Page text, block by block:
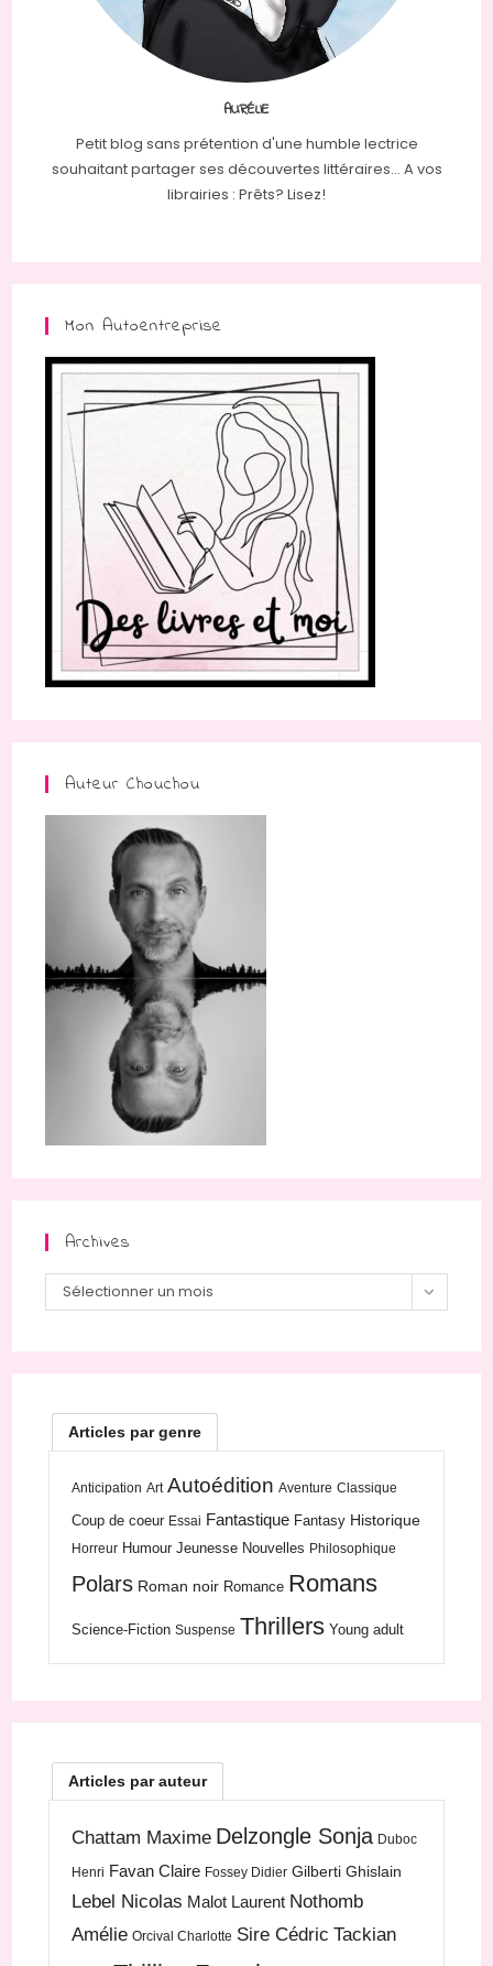
AURÉLIE
Petit blog sans prétention d'une humble lectrice
souhaitant partager ses découvertes littéraires... A vos
librairies : Prêts? Lisez!
Mon Autoentreprise
Auteur Chouchou
Archives
Archives
Sélectionner un mois
Articles par genre
Anticipation Art Autoédition Aventure Classique
Coup de coeur Essai Fantastique Fantasy Historique
Horreur Humour Jeunesse Nouvelles Philosophique
Polars Roman noir Romance Romans
Science-Fiction Suspense Thrillers Young adult
Articles par auteur
Chattam Maxime Delzongle Sonja Duboc
Henri Favan Claire Fossey Didier Gilberti Ghislain
Lebel Nicolas Malot Laurent Nothomb
Amélie Orcival Charlotte Sire Cédric Tackian